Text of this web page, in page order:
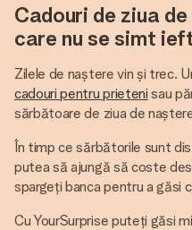
Cadouri de ziua
care nu se simt
Zilele de naștere vin și trec.
cadouri pentru prieteni sau
sărbătoare de ziua de
În timp ce sărbătorile sunt
putea să ajungă să coste
spargeți banca pentru a găsi
Cu YourSurprise puteți găsi